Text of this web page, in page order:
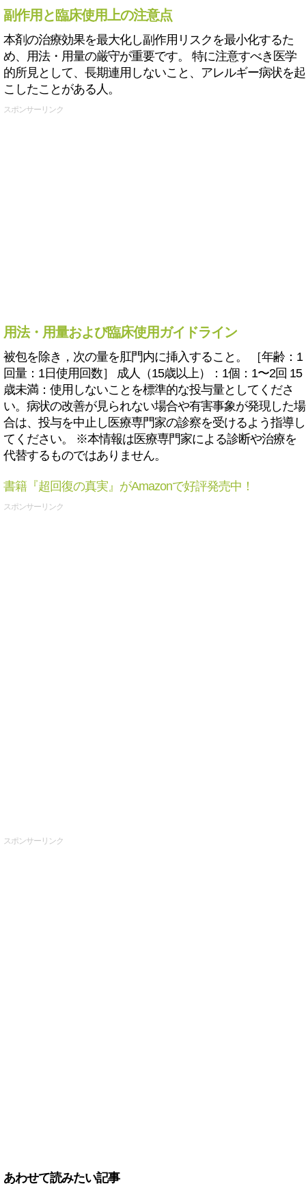
副作用と臨床使用上の注意点
本剤の治療効果を最大化し副作用リスクを最小化するた
め、用法・用量の厳守が重要です。 特に注意すべき医学
的所見として、長期連用しないこと、アレルギー病状を起
こしたことがある人。
スポンサーリンク
用法・用量および臨床使用ガイドライン
被包を除き，次の量を肛門内に挿入すること。 ［年齢：1
回量：1日使用回数］ 成人（15歳以上）：1個：1〜2回 15
歳未満：使用しないことを標準的な投与量としてくださ
い。病状の改善が見られない場合や有害事象が発現した場
合は、投与を中止し医療専門家の診察を受けるよう指導し
てください。 ※本情報は医療専門家による診断や治療を
代替するものではありません。
書籍『超回復の真実』がAmazonで好評発売中！
スポンサーリンク
スポンサーリンク
あわせて読みたい記事